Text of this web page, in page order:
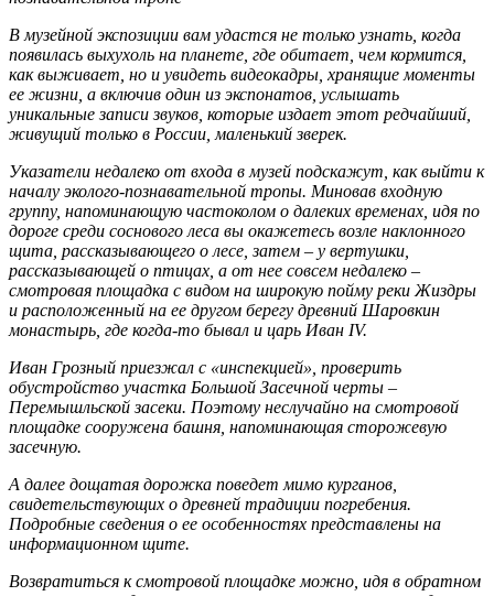
В музейной экспозиции вам удастся не только узнать, когда
появилась выхухоль на планете, где обитает, чем кормится,
как выживает, но и увидеть видеокадры, хранящие моменты
ее жизни, а включив один из экспонатов, услышать
уникальные записи звуков, которые издает этот редчайший,
живущий только в России, маленький зверек.
Указатели недалеко от входа в музей подскажут, как выйти к
началу эколого-познавательной тропы. Миновав входную
группу, напоминающую частоколом о далеких временах, идя по
дороге среди соснового леса вы окажетесь возле наклонного
щита, рассказывающего о лесе, затем – у вертушки,
рассказывающей о птицах, а от нее совсем недалеко –
смотровая площадка с видом на широкую пойму реки Жиздры
и расположенный на ее другом берегу древний Шаровкин
монастырь, где когда-то бывал и царь Иван IV.
Иван Грозный приезжал с «инспекцией», проверить
обустройство участка Большой Засечной черты –
Перемышльской засеки. Поэтому неслучайно на смотровой
площадке сооружена башня, напоминающая сторожевую
засечную.
А далее дощатая дорожка поведет мимо курганов,
свидетельствующих о древней традиции погребения.
Подробные сведения о ее особенностях представлены на
информационном щите.
Возвратиться к смотровой площадке можно, идя в обратном